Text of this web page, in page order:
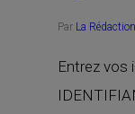
Par La Rédaction
Entrez vos